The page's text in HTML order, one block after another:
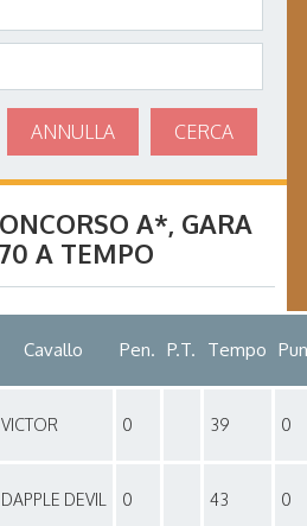
CERCA
ANNULLA
A*, GARA
A TEMPO
Cavallo Pen. P.T. Tempo
VICTOR 0 39 0
DAPPLE DEVIL 0 43 0